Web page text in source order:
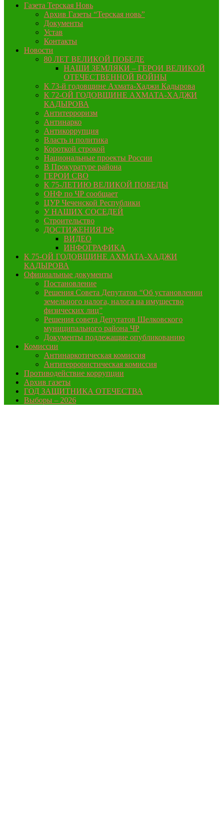
Газета Терская Новь
Архив Газеты “Терская новь”
Документы
Устав
Контакты
Новости
80 ЛЕТ ВЕЛИКОЙ ПОБЕДЕ
НАШИ ЗЕМЛЯКИ – ГЕРОИ ВЕЛИКОЙ
ОТЕЧЕСТВЕННОЙ ВОЙНЫ
К 73-й годовщине Ахмата-Хаджи Кадырова
К 72-ОЙ ГОДОВЩИНЕ АХМАТА-ХАДЖИ
КАДЫРОВА
Антитерроризм
Антинарко
Антикоррупция
Власть и политика
Короткой строкой
Национальные проекты России
В Прокуратуре района
ГЕРОИ СВО
К 75-ЛЕТИЮ ВЕЛИКОЙ ПОБЕДЫ
ОНФ по ЧР сообщает
ЦУР Чеченской Республики
У НАШИХ СОСЕДЕЙ
Строительство
ДОСТИЖЕНИЯ РФ
ВИДЕО
ИНФОГРАФИКА
К 75-ОЙ ГОДОВЩИНЕ АХМАТА-ХАДЖИ
КАДЫРОВА
Официальные документы
Постановление
Решения Совета Депутатов “Об установлении
земельного налога, налога на имущество
физических лиц”
Решения совета Депутатов Шелковского
муниципального района ЧР
Документы подлежащие опубликованию
Комиссии
Антинаркотическая комиссия
Антитеррористическая комиссия
Противодействие коррупции
Архив газеты
ГОД ЗАЩИТНИКА ОТЕЧЕСТВА
Выборы – 2026